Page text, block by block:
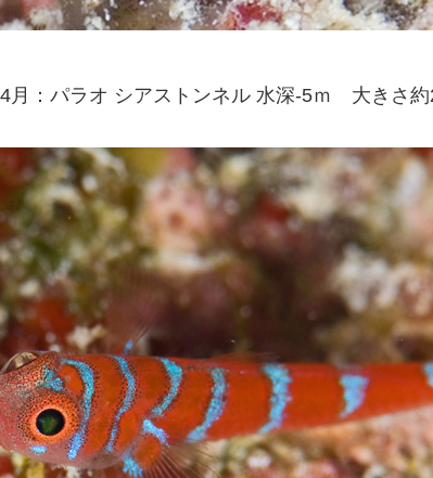
：パラオ シアストンネル 水深-5ｍ 大きさ約